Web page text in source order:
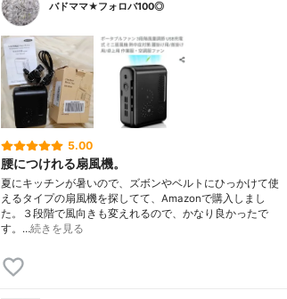
バドママ★フォロバ100◎
5.00
腰につけれる扇風機。
夏にキッチンが暑いので、ズボンやベルトにひっかけて使
えるタイプの扇風機を探してて、Amazonで購入しまし
た。３段階で風向きも変えれるので、かなり良かったで
す。…続きを見る